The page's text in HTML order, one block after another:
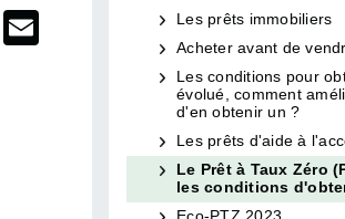
LinkedIn
Les prêts immobiliers
Acheter avant de
Les conditions pour
évolué, comment
d'en obtenir un ?
Les prêts d'aide à
Le Prêt à Taux Zéro
les conditions
Eco-PTZ 2023